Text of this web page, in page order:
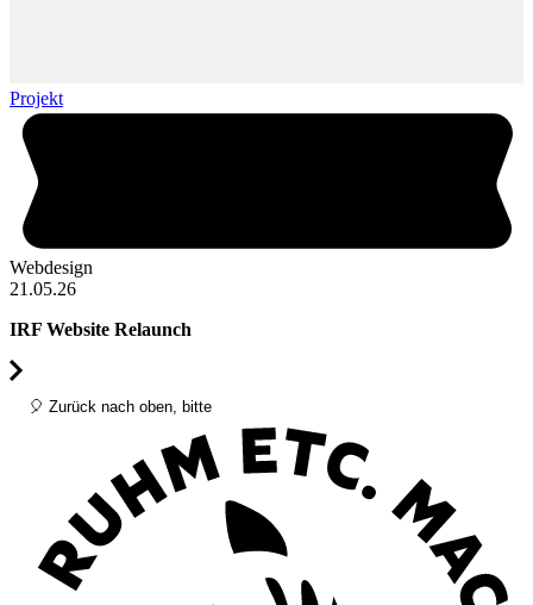
Projekt
Webdesign
21.05.26
IRF Website Relaunch
🎈 Zurück nach oben, bitte